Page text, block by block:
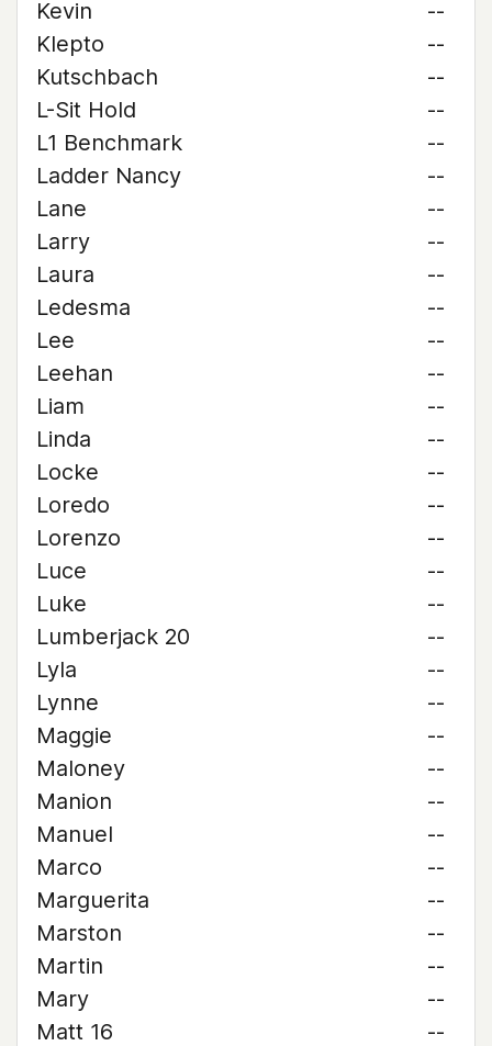
Kevin
--
Klepto
--
Kutschbach
--
L-Sit Hold
--
L1 Benchmark
--
Ladder Nancy
--
Lane
--
Larry
--
Laura
--
Ledesma
--
Lee
--
Leehan
--
Liam
--
Linda
--
Locke
--
Loredo
--
Lorenzo
--
Luce
--
Luke
--
Lumberjack 20
--
Lyla
--
Lynne
--
Maggie
--
Maloney
--
Manion
--
Manuel
--
Marco
--
Marguerita
--
Marston
--
Martin
--
Mary
--
Matt 16
--